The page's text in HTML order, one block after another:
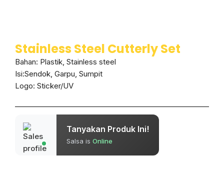
Stainless Steel Cutterly Set
Bahan: Plastik, Stainless steel
Isi:Sendok, Garpu, Sumpit
Logo: Sticker/UV
Tanyakan Produk Ini!
Salsa is Online